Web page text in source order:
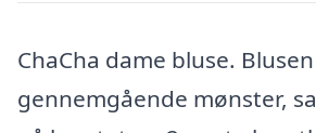
ChaCha dame bluse.
gennemgående mønster,